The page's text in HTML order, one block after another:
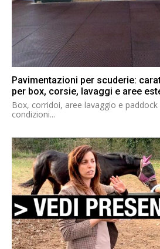
Pavimentazioni per scuderie:
per box, corsie, lavaggi e aree
Box, corridoi, aree lavaggio e
condizioni...